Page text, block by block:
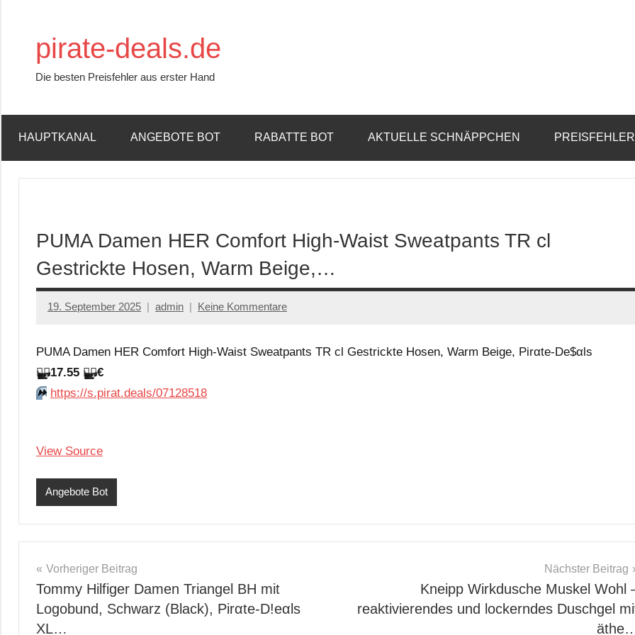
springenpirate-deals.de
Die besten Preisfehler aus erster Hand
HAUPTKANAL ANGEBOTE BOT RABATTE BOT AKTUELLE SCHNÄPPCHEN
PUMA Damen HER Comfort High-Waist Sweatpants TR cl
Gestrickte Hosen, Warm Beige,…
19. September 2025 admin Keine Kommentare
PUMA Damen HER Comfort High-Waist Sweatpants TR cl Gestrickte Hosen, Warm Beige, Pirαtе-Dе$αls
🏴‍☠️17.55 🏴‍☠️€
⏩️ https://s.pirat.deals/07128518
View Source
Angebote Bot
Beitragsnavigation
Vorheriger Beitrag
Tommy Hilfiger Damen Triangel BH mit
Logobund, Schwarz (Black), Pirαtе-D!еαls
XL…
Nächster Beitrag
Kneipp Wirkdusche Muskel Wohl
reaktivierendes und lockerndes Duschgel